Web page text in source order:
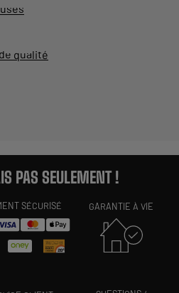
qualité
PAS SEULEMENT !
SÉCURISÉ GARANTIE À VIE